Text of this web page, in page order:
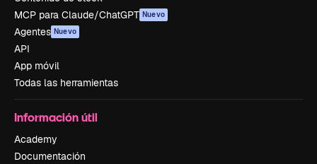
MCP para Claude/ChatGPT Nuevo
Agentes Nuevo
API
App móvil
Todas las herramientas
Información útil
Academy
Documentación